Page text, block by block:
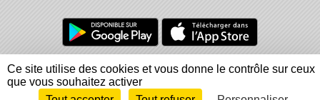
Charte cookies
Gestion des cookies
Informations légales
Signaler un contenu inapproprié
Ce site utilise des cookies et vous donne le contrôle sur ceux
que vous souhaitez activer